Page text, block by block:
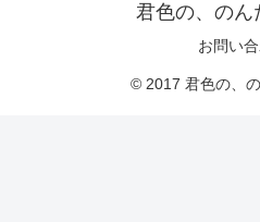
君色の、のん
お問い
© 2017 君色の、